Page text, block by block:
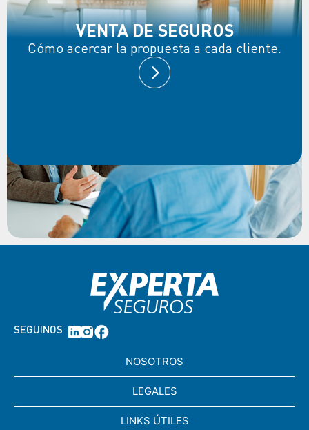
VENTA DE SEGUROS
Cómo acercar la propuesta a cada cliente.
SEGUINOS
NOSOTROS
LEGALES
LINKS ÚTILES